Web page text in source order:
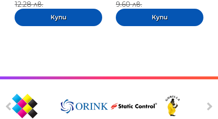
12.28 лв. 9.60 лв.